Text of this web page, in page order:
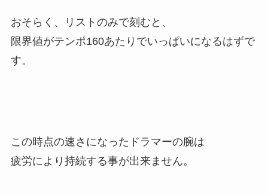
おそらく、リストのみで刻むと、
限界値がテンポ160あたりでいっぱいになるはずで
す。
この時点の速さになったドラマーの腕は
疲労により持続する事が出来ません。